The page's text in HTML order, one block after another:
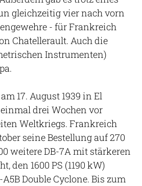
gleichzeitig vier nach vorn
- für Frankreich
Chatellerault. Auch die
Instrumenten)
17. August 1939 in El
drei Wochen vor
Weltkriegs. Frankreich
seine Bestellung auf 270
weitere DB-7A mit stärkeren
den 1600 PS (1190 kW)
Double Cyclone. Bis zum